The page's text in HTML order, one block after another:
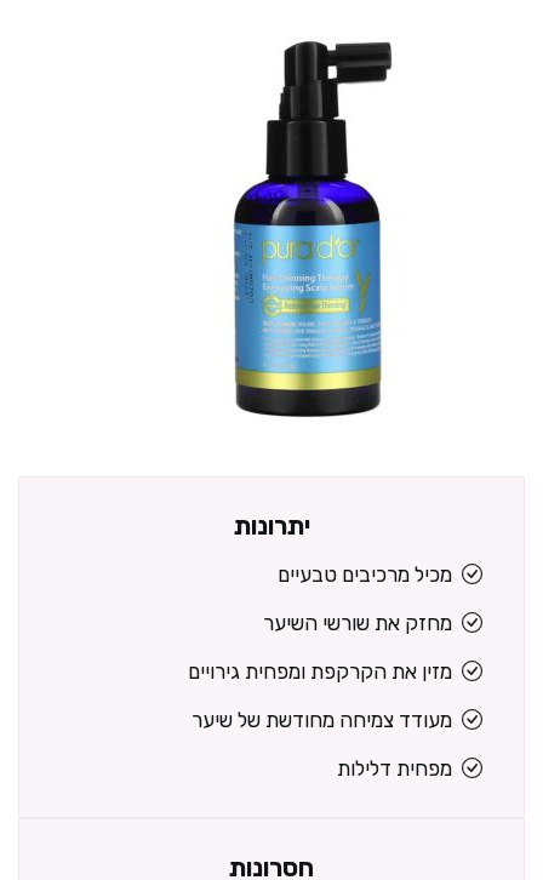
יתרונות
מכיל מרכיבים טבעיים
מחזק את שורשי השיער
מזין את הקרקפת ומפחית גירויים
מעודד צמיחה מחודשת של שיער
מפחית דלילות
חסרונות